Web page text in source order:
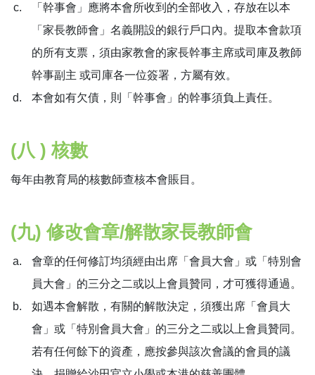
「幹事會」應將本會所收到的全部收入，存放在以本
「家長教師會」名義開設的銀行戶口內。提取本會款項
的所有支票，須由家教會的家長幹事主席或司庫及教師
幹事副主 或司庫各一位簽署，方屬有效。
本會如有欠債，則「幹事會」的幹事須負上責任。
(八 ) 核數
每年由教育局的核數師查核本會賬目。
(九) 修改會章/解散家長教師會
會章的任何修訂均須經由出席「會員大會」或「特別會
員大會」的三分之二或以上會員贊同，才可獲得通過。
如遇本會解散，有關的解散決定，須獲出席「會員大
會」或「特別會員大會」的三分之二或以上會員贊同。
若有任何餘下的資產，應按參與該次會議的會員的議